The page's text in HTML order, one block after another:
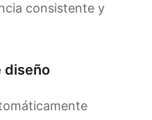
consistente y
diseño